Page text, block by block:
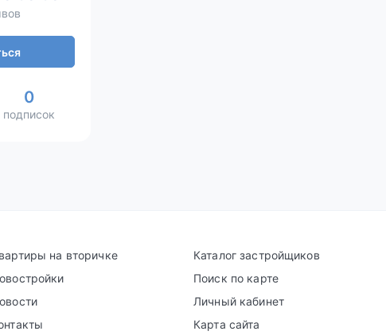
0
подписок
на вторичке
Каталог застройщиков
Поиск по карте
Личный кабинет
Карта сайта